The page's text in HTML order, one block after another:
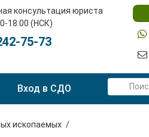
консультация юриста
18:00 (НСК)
75-73
Вход в СДО
ископаемых